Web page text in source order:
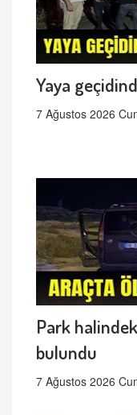
Yaya
7 Ağustos 2026
Park
bulundu
7 Ağustos 2026